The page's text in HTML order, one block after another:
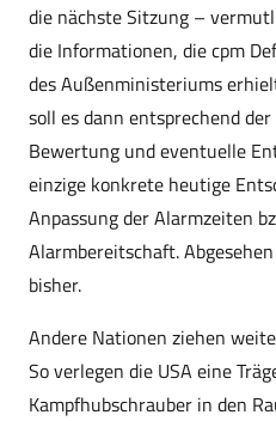
die nächste Sitzung –
die Informationen, die cpm
des Außenministeriums
soll es dann entsprechend
Bewertung und eventuelle
einzige konkrete heutige
Anpassung der Alarmzeiten
Alarmbereitschaft.
bisher.
Andere Nationen ziehen
So verlegen die USA eine
Kampfhubschrauber in den